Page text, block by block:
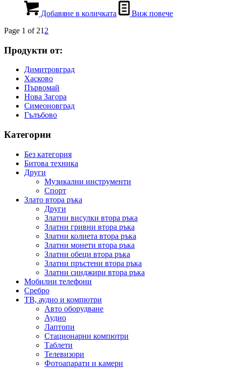
Добавяне в количката
Виж повече
Page 1 of 21 2
Продукти от:
Димитровград
Хасково
Първомай
Нова Загора
Симеоновград
Гълъбово
Категории
Без категория
Битова техника
Други
Музикални инструменти
Спорт
Злато втора ръка
Други
Златни висулки втора ръка
Златни гривни втора ръка
Златни колиета втора ръка
Златни монети втора ръка
Златни обеци втора ръка
Златни пръстени втора ръка
Златни синджири втора ръка
Мобилни телефони
Сребро
ТВ, аудио и компютри
Авто оборудване
Аудио
Лаптопи
Стационарни компютри
Таблети
Телевизори
Фотоапарати и камери